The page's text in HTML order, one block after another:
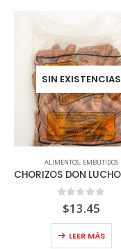
SIN EXISTENCIAS
ALIMENTOS, EMBUTIDOS
out of 5
$13.45
LEER MÁS